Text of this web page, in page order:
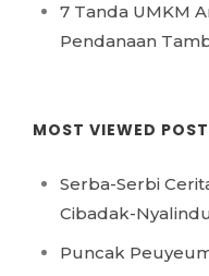
7 Tanda UMKM
Pendanaan
MOST VIEWED
Serba-Serbi
Cibadak-
Puncak